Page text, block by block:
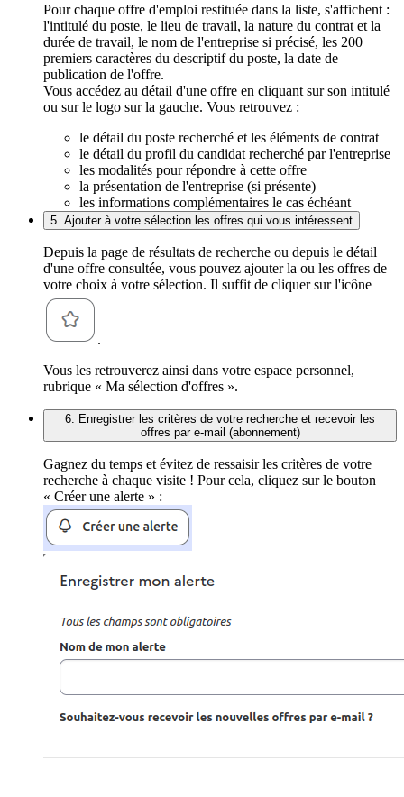
Pour chaque offre d'emploi restituée dans la liste, s'affichent :
l'intitulé du poste, le lieu de travail, la nature du contrat et la
durée de travail, le nom de l'entreprise si précisé, les 200
premiers caractères du descriptif du poste, la date de
publication de l'offre.
Vous accédez au détail d'une offre en cliquant sur son intitulé
ou sur le logo sur la gauche. Vous retrouvez :
le détail du poste recherché et les éléments de contrat
le détail du profil du candidat recherché par l'entreprise
les modalités pour répondre à cette offre
la présentation de l'entreprise (si présente)
les informations complémentaires le cas échéant
5. Ajouter à votre sélection les offres qui vous intéressent
Depuis la page de résultats de recherche ou depuis le détail
d'une offre consultée, vous pouvez ajouter la ou les offres de
votre choix à votre sélection. Il suffit de cliquer sur l'icône
.
Vous les retrouverez ainsi dans votre espace personnel,
rubrique « Ma sélection d'offres ».
6. Enregistrer les critères de votre recherche et recevoir les
offres par e-mail (abonnement)
Gagnez du temps et évitez de ressaisir les critères de votre
recherche à chaque visite ! Pour cela, cliquez sur le bouton
« Créer une alerte » :